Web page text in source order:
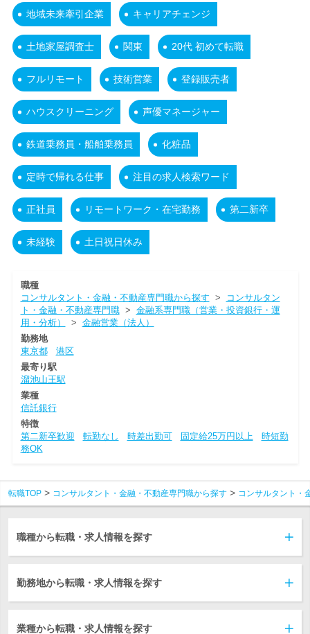
地域未来牽引企業 キャリアチェンジ
土地家屋調査士 関東 20代 初めて転職
フルリモート 技術営業 登録販売者
ハウスクリーニング 声優マネージャー
鉄道乗務員・船舶乗務員 化粧品
定時で帰れる仕事 注目の求人検索ワード
正社員 リモートワーク・在宅勤務 第二新卒
未経験 土日祝日休み
職種
コンサルタント・金融・不動産専門職から探す >
コンサルタン
ト・金融・不動産専門職> 金融系専門職（営業・投資銀行・運
用・分析）
> 金融営業（法人）
勤務地
東京都
港区
最寄り駅
溜池山王駅
業種
信託銀行
特徴
第二新卒歓迎
転勤なし 時差出勤可 固定給25万円以上
時短勤
務OK
転職TOP コンサルタント・金融・不動産専門職から探す コンサルタント・
職種から転職・求人情報を探す
勤務地から転職・求人情報を探す
業種から転職・求人情報を探す